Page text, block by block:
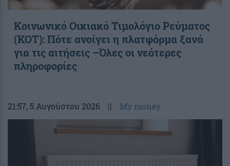
Κοινωνικό Οικιακό Τιμολόγιο Ρεύματος
(ΚΟΤ): Πότε ανοίγει η πλατφόρμα ξανά
για τις αιτήσεις –Όλες οι νεότερες
πληροφορίες
21:57, 5 Αυγούστου 2026 || My money